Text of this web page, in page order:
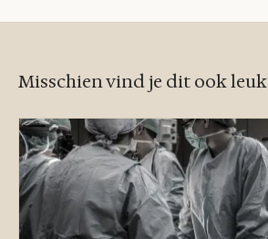
Misschien vind je dit ook leuk